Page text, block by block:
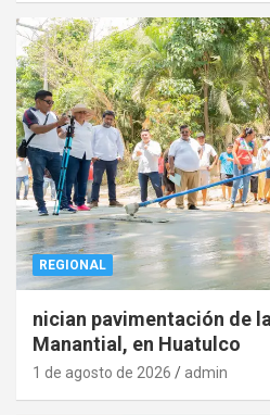
REGIONAL
nician pavimentación de
Manantial, en Huatulco
1 de agosto de 2026 admin